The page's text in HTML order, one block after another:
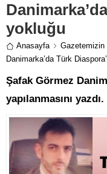
yokluğu
Anasayfa Gazetemizin
Danimarka’da Türk
Şafak Görmez
yapılanmasını yazdı.